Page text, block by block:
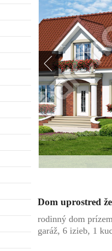
Dom uprostred
rodinný dom
garáž, 6 izieb, 1